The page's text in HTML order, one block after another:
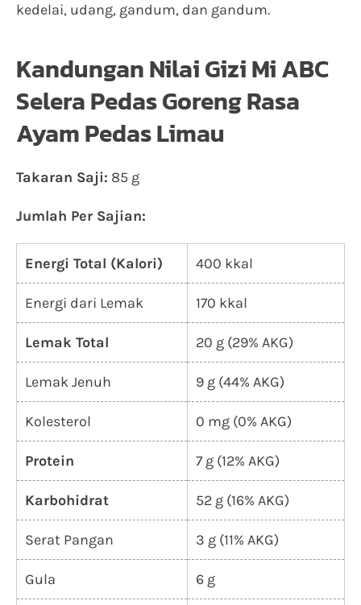
kedelai, udang, gandum, dan gandum.
Kandungan Nilai Gizi Mi ABC
Selera Pedas Goreng Rasa
Ayam Pedas Limau
Takaran Saji: 85 g
Jumlah Per Sajian:
Energi Total (Kalori) 400 kkal
Energi dari Lemak 170 kkal
Lemak Total 20 g (29% AKG)
Lemak Jenuh 9 g (44% AKG)
Kolesterol 0 mg (0% AKG)
Protein 7 g (12% AKG)
Karbohidrat 52 g (16% AKG)
Serat Pangan 3 g (11% AKG)
Gula 6 g